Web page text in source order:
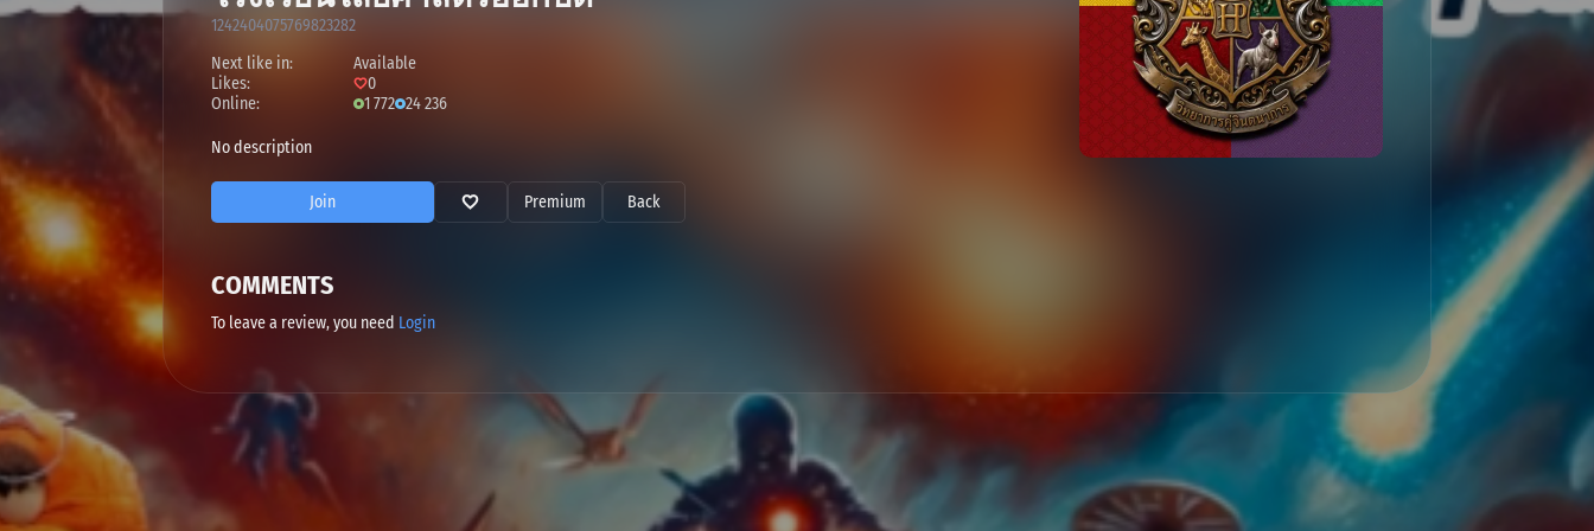
1242404075769823282
Next like in:
Available
Likes:
0
Online:
1 772 24 236
No description
Join Premium Back
COMMENTS
To leave a review, you need Login